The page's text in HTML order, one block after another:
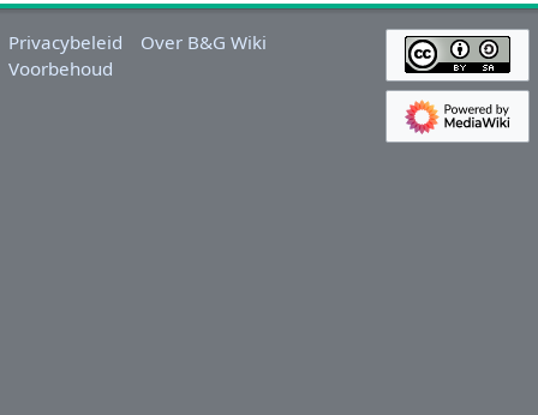
Privacybeleid
Over B&G Wiki
Voorbehoud